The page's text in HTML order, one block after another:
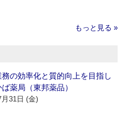
もっと見る »
務の効率化と質的向上を目指し
薬局（東邦薬品）
31日 (金)